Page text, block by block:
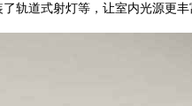
轨道式射灯等，让室内光源更